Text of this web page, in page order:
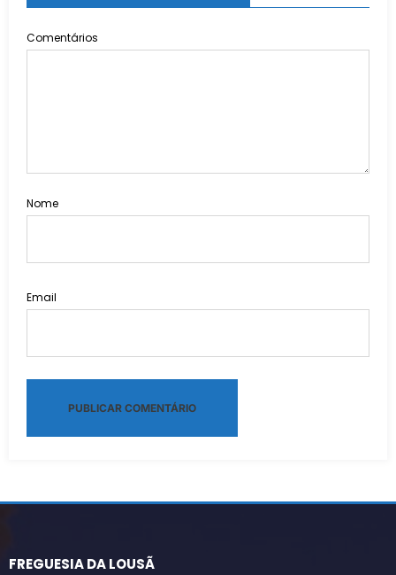
Comentários
Nome
Email
FREGUESIA DA LOUSÃ